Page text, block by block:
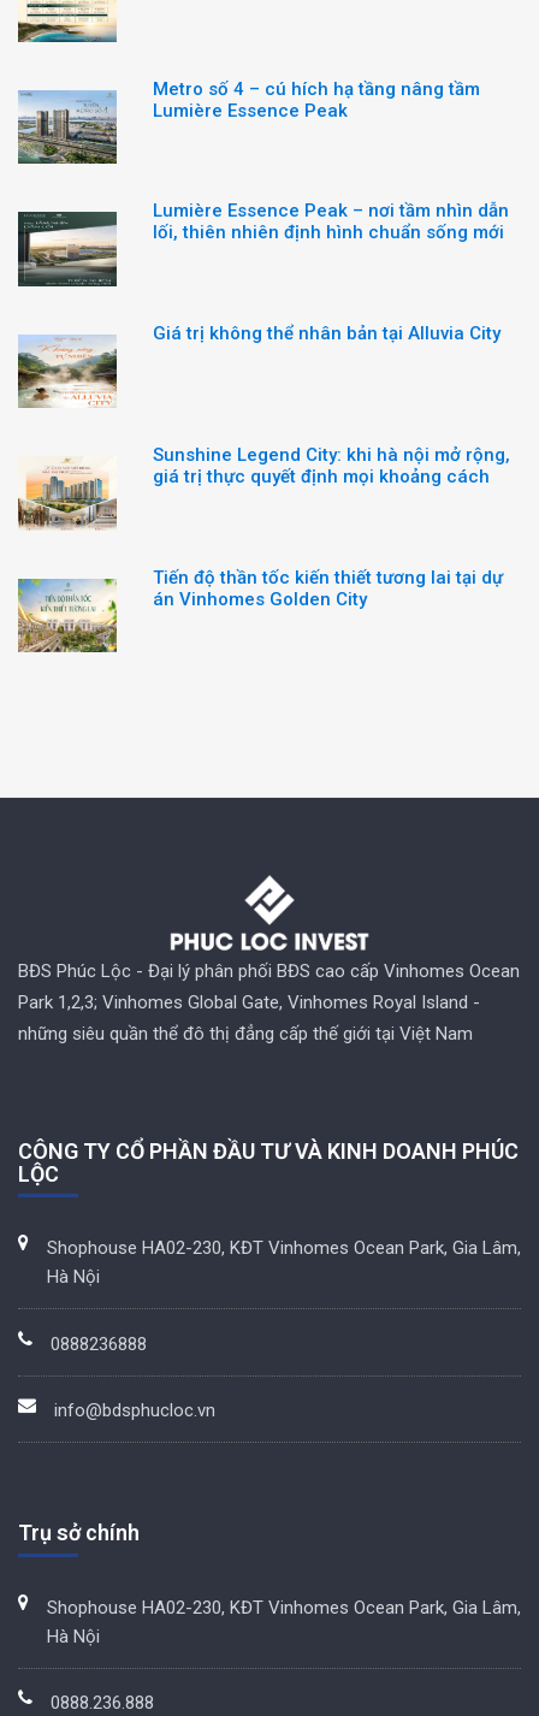
Metro số 4 – cú hích hạ tầng nâng tầm
Lumière Essence Peak
Lumière Essence Peak – nơi tầm nhìn dẫn
lối, thiên nhiên định hình chuẩn sống mới
Giá trị không thể nhân bản tại Alluvia City
Sunshine Legend City: khi hà nội mở rộng,
giá trị thực quyết định mọi khoảng cách
Tiến độ thần tốc kiến thiết tương lai tại dự
án Vinhomes Golden City
BĐS Phúc Lộc - Đại lý phân phối BĐS cao cấp Vinhomes Ocean
Park 1,2,3; Vinhomes Global Gate, Vinhomes Royal Island -
những siêu quần thể đô thị đẳng cấp thế giới tại Việt Nam
CÔNG TY CỔ PHẦN ĐẦU TƯ VÀ KINH DOANH PHÚC
LỘC
Shophouse HA02-230, KĐT Vinhomes Ocean Park, Gia Lâm,
Hà Nội
0888236888
info@bdsphucloc.vn
Trụ sở chính
Shophouse HA02-230, KĐT Vinhomes Ocean Park, Gia Lâm,
Hà Nội
0888.236.888